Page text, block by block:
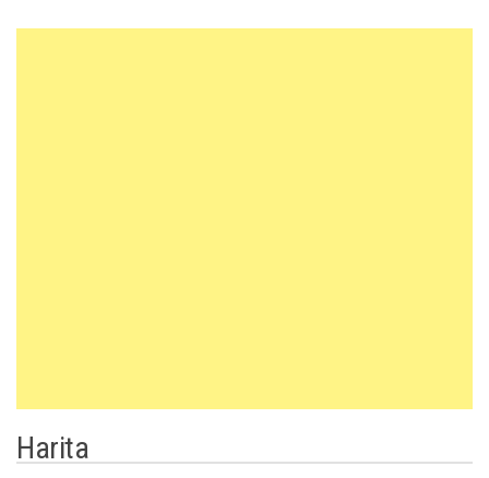
Harita